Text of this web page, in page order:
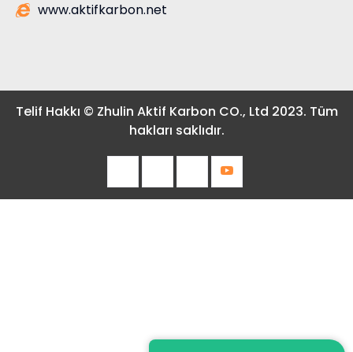
www.aktifkarbon.net
Telif Hakkı © Zhulin Aktif Karbon CO., Ltd 2023. Tüm
hakları saklıdır.